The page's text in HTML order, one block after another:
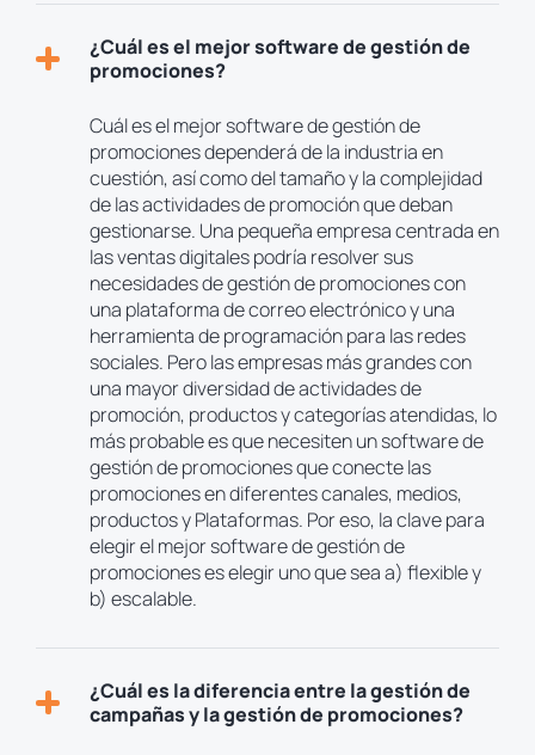
¿Cuál es el mejor software de gestión de
promociones?
Cuál es el mejor software de gestión de
promociones dependerá de la industria en
cuestión, así como del tamaño y la complejidad
de las actividades de promoción que deban
gestionarse. Una pequeña empresa centrada en
las ventas digitales podría resolver sus
necesidades de gestión de promociones con
una plataforma de correo electrónico y una
herramienta de programación para las redes
sociales. Pero las empresas más grandes con
una mayor diversidad de actividades de
promoción, productos y categorías atendidas, lo
más probable es que necesiten un software de
gestión de promociones que conecte las
promociones en diferentes canales, medios,
productos y Plataformas. Por eso, la clave para
elegir el mejor software de gestión de
promociones es elegir uno que sea a) flexible y
b) escalable.
¿Cuál es la diferencia entre la gestión de
campañas y la gestión de promociones?